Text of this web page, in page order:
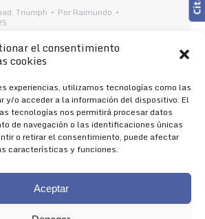
el consentimiento
cookies
experiencias, utilizamos tecnologías como las
y/o acceder a la información del dispositivo. El
tecnologías nos permitirá procesar datos
de navegación o las identificaciones únicas
o retirar el consentimiento, puede afectar
características y funciones.
Aceptar
, Triumph Por Raimundo
Off-Road Cuanto más duro,
Motorcycles tiene el orgullo de
gama de enduro, que ofrece
competición a los pilotos que solo
con lo mejor. Diseñadas para
off-road, la TF 250-E y la TF
para circular por la vía